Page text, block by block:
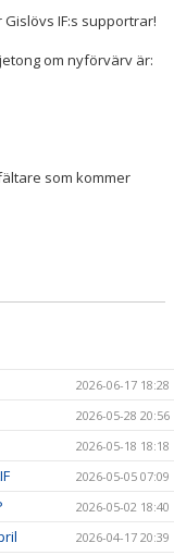
IF:s supportrar!
om nyförvärv är:
som kommer
2026-06-17 18:28
2026-05-28 20:56
2026-05-18 18:18
2026-05-05 07:09
2026-05-02 18:40
2026-04-17 20:39